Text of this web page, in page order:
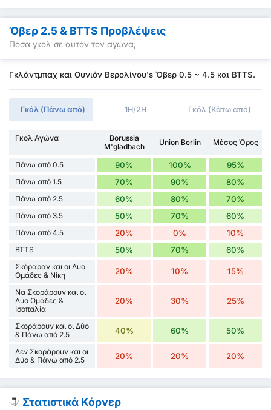
Όβερ 2.5 & BTTS Προβλέψεις
Πόσα γκολ σε αυτόν τον αγώνα;
Γκλάντμπαχ και Ουνιόν Βερολίνου's Όβερ 0.5 ~ 4.5 και BTTS.
Γκόλ (Πάνω από) 1H/2H Γκόλ (Κάτω από)
Γκολ Αγώνα
Borussia
M'gladbach
Union Berlin Μέσος Όρος
Πάνω από 0.5 90% 100% 95%
Πάνω από 1.5 70% 90% 80%
Πάνω από 2.5 60% 80% 70%
Πάνω από 3.5 50% 70% 60%
Πάνω από 4.5 20% 0% 10%
BTTS 50% 70% 60%
Σκόραραν και οι Δύο
Ομάδες & Νίκη
20% 10% 15%
Να Σκοράρουν και οι
Δύο Ομάδες &
Ισοπαλία
20% 30% 25%
Σκοράρουν και οι Δύο
& Πάνω από 2.5
40% 60% 50%
Δεν Σκοράρουν και οι
Δύο & Πάνω από 2.5
20% 20% 20%
Στατιστικά Κόρνερ